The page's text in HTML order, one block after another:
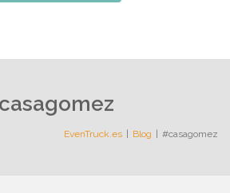
EvenTruck.es Blog #casagomez